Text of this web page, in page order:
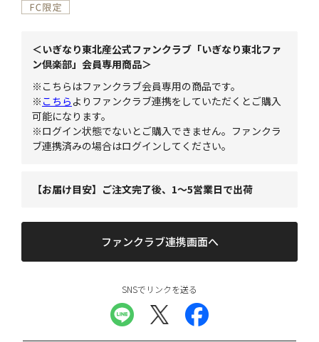
＜いぎなり東北産公式ファンクラブ「いぎなり東北ファ
ン倶楽部」会員専用商品＞
※こちらはファンクラブ会員専用の商品です。
※ こちら よりファンクラブ連携をしていただくとご購入
可能になります。
※ログイン状態でないとご購入できません。ファンクラ
ブ連携済みの場合はログインしてください。
【お届け目安】ご注文完了後、1～5営業日で出荷
ファンクラブ連携画面へ
SNSでリンクを送る